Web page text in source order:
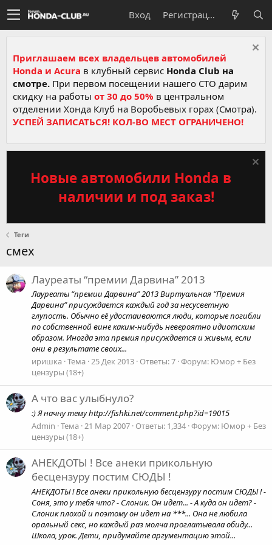
Вход Регистрация
Приглашаем всех владельцев автомобилей
Honda и Acura в клубный сервис Honda Club на
смотре. При первом посещении нашего СТО дарим
скидку на работы от 30 до 50% в центральном
отделении Хонда Клуб на Воробьевых горах (Смотра).
УСПЕЙ ЗАПИСАТЬСЯ! КОЛ-ВО МЕСТ ОГРАНИЧЕНО!
Новые автомобили Honda в
наличии и под заказ!
Теги
смех
Лауреаты “премии Дарвина” 2013
Лауреаты “премии Дарвина” 2013 Виртуальная “Премия
Дарвина” присуждается каждый год за несусветную
глупость. Обычно её удостаиваются люди, которые погибли
по собственной вине каким-нибудь невероятно идиотским
образом. Иногда эта премия присуждается и живым, если
они в результате своих...
иришка Тема 25 Дек 2013 Ответы: 7 Форум: Юмор + Без
цензуры (18+)
А что вас улыбнуло?
:) Я начну тему http://fishki.net/comment.php?id=19015
Admin Тема 21 Мар 2007 Ответы: 1,334 Форум: Юмор + Без
цензуры (18+)
АНЕКДОТЫ ! Все анеки прикольную
бесцензуру постим СЮДЫ !
АНЕКДОТЫ ! Все анеки прикольную бесцензуру постим СЮДЫ ! -
Соня, это у тебя что? - Слоник. Он идет... - А куда он идет? -
Слоник плохой и поэтому он идет на ***... Она не любила
оральный секс, но каждый раз молча проглатывала обиду...
Школа, урок. Дети, придумайте аргументацию этой...